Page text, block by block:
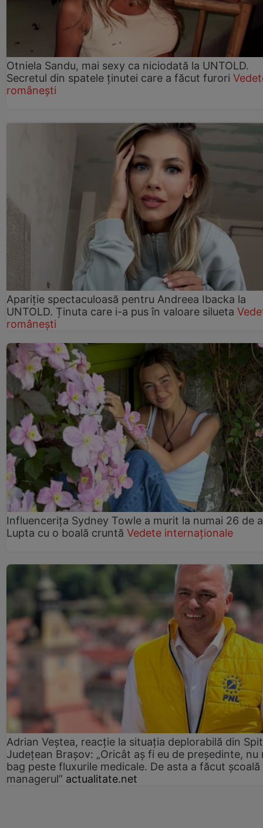
Otniela Sandu, mai sexy ca niciodată la UNTOLD.
Secretul din spatele ținutei care a făcut furori
românești
Apariție spectaculoasă pentru Andreea Ibacka la
UNTOLD. Ținuta care i-a pus în valoare silueta
românești
Influencerița Sydney Towle a murit la numai 26 de
Lupta cu o boală cruntă Vedete internaționale
Adrian Veștea, reacție la situația deplorabilă din
Județean Brașov: „Oricât aș fi eu de președinte, nu
bag peste fluxurile medicale. De asta a făcut școală
managerul” actualitate.net